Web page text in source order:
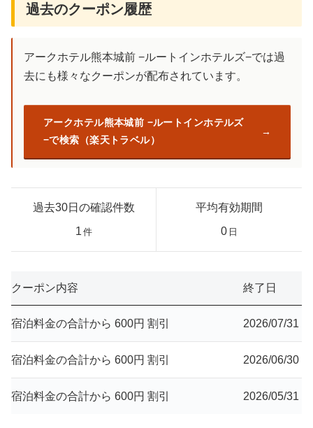
過去のクーポン履歴
アークホテル熊本城前 −ルートインホテルズ−では過
去にも様々なクーポンが配布されています。
アークホテル熊本城前 −ルートインホテルズ
−で検索（楽天トラベル）
過去30日の確認件数
1件
平均有効期間
0 日
クーポン内容 終了日
宿泊料金の合計から 600円 割引 2026/07/31
宿泊料金の合計から 600円 割引 2026/06/30
宿泊料金の合計から 600円 割引 2026/05/31